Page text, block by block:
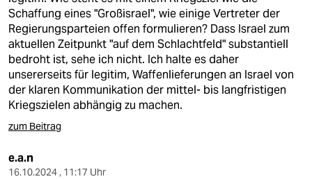
Schaffung eines "Großisrael", wie einige Vertreter der
Regierungsparteien offen formulieren? Dass Israel zum
aktuellen Zeitpunkt "auf dem Schlachtfeld" substantiell
bedroht ist, sehe ich nicht. Ich halte es daher
unsererseits für legitim, Waffenlieferungen an Israel von
der klaren Kommunikation der mittel- bis langfristigen
Kriegszielen abhängig zu machen.
zum Beitrag
e.a.n
16.10.2024 , 11:17 Uhr